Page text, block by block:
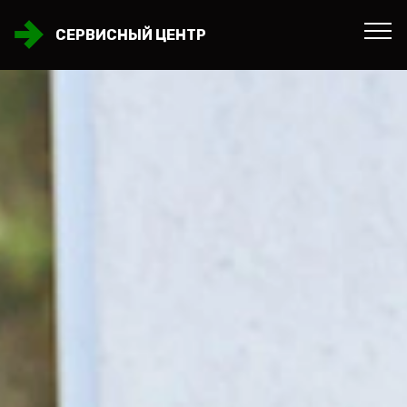
СЕРВИСНЫЙ ЦЕНТР